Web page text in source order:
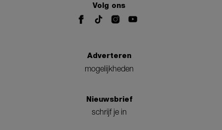
Volg ons
Adverteren
mogelijkheden
Nieuwsbrief
schrijf je in